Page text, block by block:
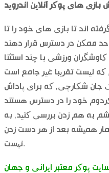
بازی های پوکر آنلاین اندروید
اند تا بازی های خود را تا
ورزشی با چند استثنا
جان شکارچی, که برای پاداش
به هم زدن بررسی کنید, به
همیشه بعد از هر دست زدن
نیست.
پوکر معتبر ایرانی و جهان